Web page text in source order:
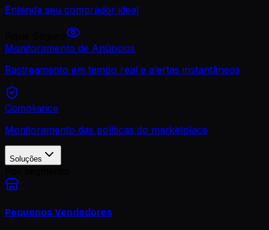
Entenda seu comprador ideal
Monitoramento de Anúncios
Rastreamento em tempo real e alertas instantâneos
Compliance
Monitoramento das políticas do marketplace
Soluções
Pequenos Vendedores